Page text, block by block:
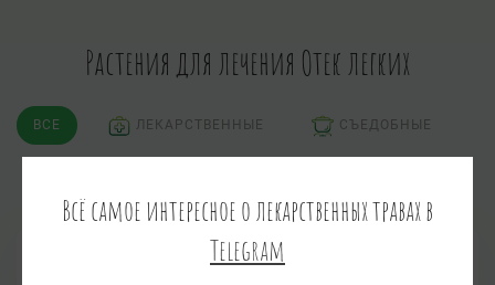
Растения для лечения Отек легких
ВСЕ ЛЕКАРСТВЕННЫЕ СЪЕДОБНЫЕ
Стальник полевой
Всё самое интересное о лекарственных травах в
Telegram